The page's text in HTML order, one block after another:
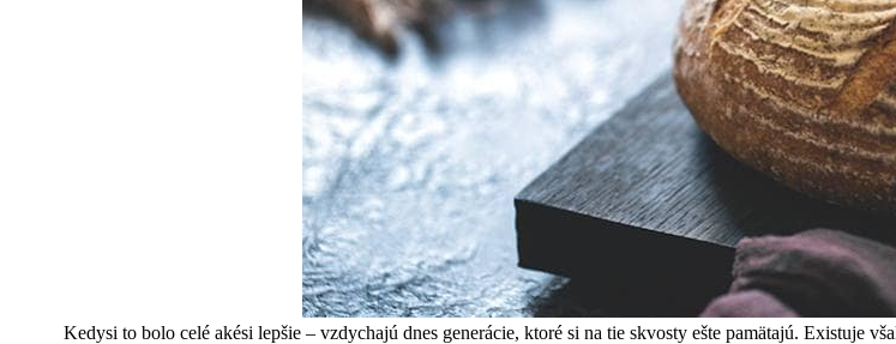
Kedysi to bolo celé akési lepšie – vzdychajú dnes generácie, ktoré si na tie skvosty ešte pamätajú. Existuje